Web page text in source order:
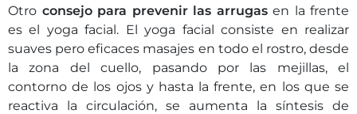
Otro consejo para prevenir las arrugasen la frente
es el yoga facial. El yoga facial consiste en realizar
suaves pero eficaces masajes en todo el rostro, desde
la zona del cuello, pasando por las mejillas, el
contorno de los ojos y hasta la frente, en los que se
reactiva la circulación, se aumenta la síntesis de